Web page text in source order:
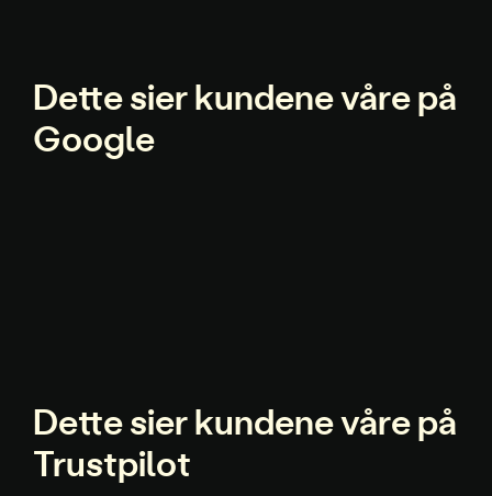
Dette sier kundene våre på
Google
Dette sier kundene våre på
Trustpilot